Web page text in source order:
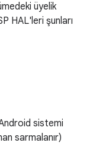
üyelik
HAL'leri şunları
sistemi
sarmalanır)